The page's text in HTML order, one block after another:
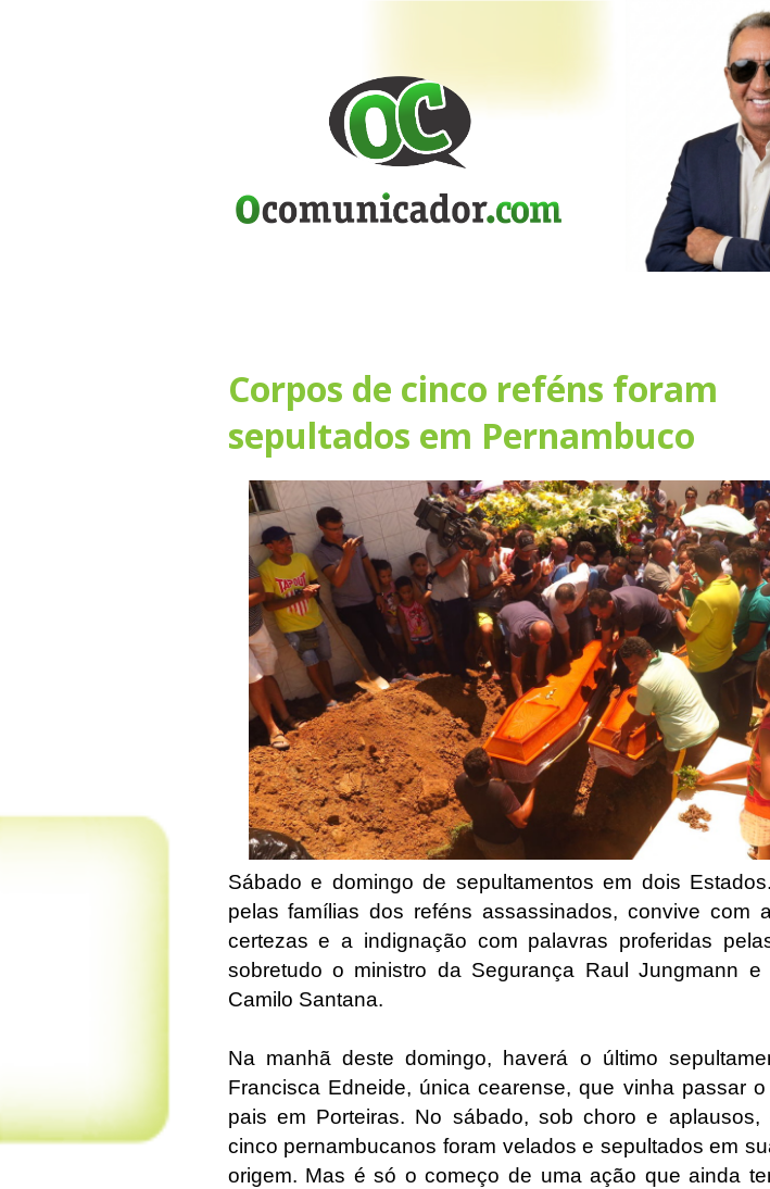
Corpos de cinco reféns foram
sepultados em Pernambuco
Sábado e domingo de sepultamentos em dois
pelas famílias dos reféns assassinados, convive com
certezas e a indignação com palavras proferidas
sobretudo o ministro da Segurança Raul Jungmann e
Camilo Santana.
Na manhã deste domingo, haverá o último
Francisca Edneide, única cearense, que vinha passar
pais em Porteiras. No sábado, sob choro e
cinco pernambucanos foram velados e sepultados em
origem. Mas é só o começo de uma ação que ainda